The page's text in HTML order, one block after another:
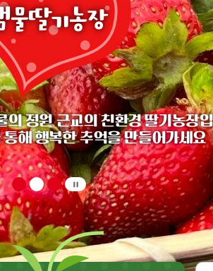
pause
물딸기농장
의 정원 근교의 친환경 딸기농장
해 행복한 추억을 만들어가세요